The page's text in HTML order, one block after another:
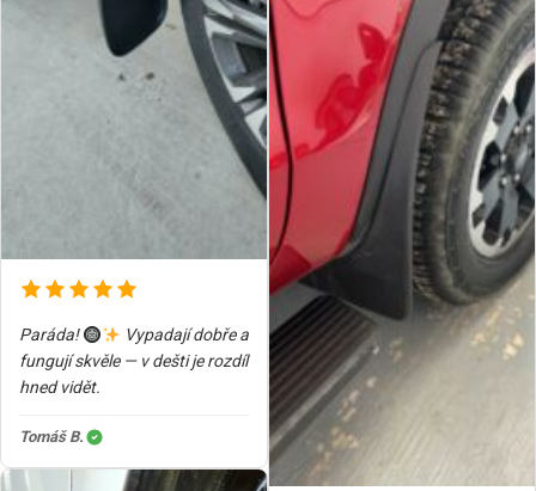
Paráda!
Vypadají dobře a
fungují skvěle — v dešti je rozdíl
hned vidět.
Tomáš B.